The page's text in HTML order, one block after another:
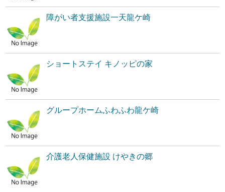
障がい者支援施設一天龍ケ崎
ショートステイ キノッピの家
グループホームふわふわ龍ケ崎
介護老人保健施設 けやきの郷